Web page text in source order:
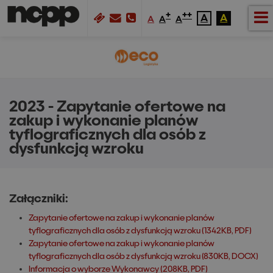
A A+ A++ A A
2023 - Zapytanie ofertowe na
zakup i wykonanie planów
tyflograficznych dla osób z
dysfunkcją wzroku
Załączniki:
Zapytanie ofertowe na zakup i wykonanie planów
tyflograficznych dla osób z dysfunkcją wzroku (1342KB, PDF)
Zapytanie ofertowe na zakup i wykonanie planów
tyflograficznych dla osób z dysfunkcją wzroku (830KB, DOCX)
Informacja o wyborze Wykonawcy (208KB, PDF)